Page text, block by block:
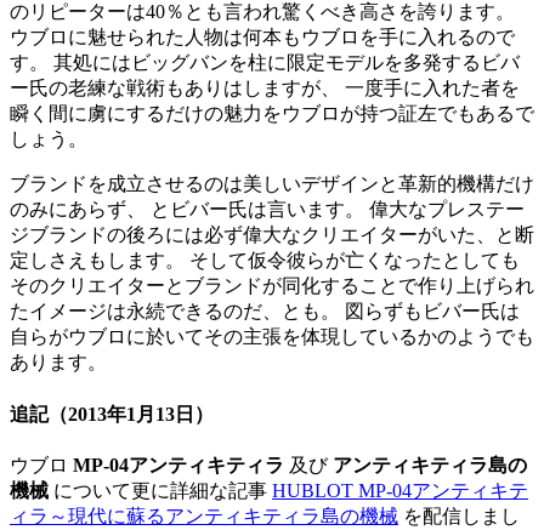
のリピーターは40％とも言われ驚くべき高さを誇ります。
ウブロに魅せられた人物は何本もウブロを手に入れるので
す。 其処にはビッグバンを柱に限定モデルを多発するビバ
ー氏の老練な戦術もありはしますが、 一度手に入れた者を
瞬く間に虜にするだけの魅力をウブロが持つ証左でもあるで
しょう。
ブランドを成立させるのは美しいデザインと革新的機構だけ
のみにあらず、 とビバー氏は言います。 偉大なプレステー
ジブランドの後ろには必ず偉大なクリエイターがいた、と断
定しさえもします。 そして仮令彼らが亡くなったとしても
そのクリエイターとブランドが同化することで作り上げられ
たイメージは永続できるのだ、とも。 図らずもビバー氏は
自らがウブロに於いてその主張を体現しているかのようでも
あります。
追記（2013年1月13日）
ウブロ MP-04アンティキティラ 及び アンティキティラ島の
機械 について更に詳細な記事 HUBLOT MP-04アンティキテ
ィラ～現代に蘇るアンティキティラ島の機械 を配信しまし